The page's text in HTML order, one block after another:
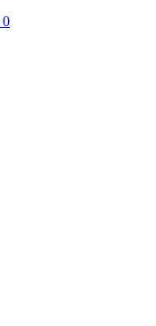
0